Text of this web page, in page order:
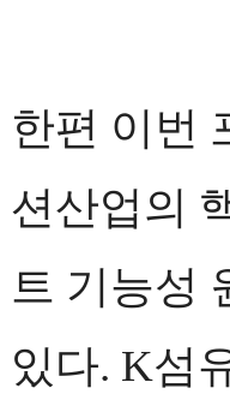
한편 이번
션산업의
트 기능성
있다. K섬